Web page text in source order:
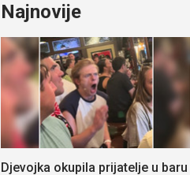
Najnovije
Djevojka okupila prijatelje u baru